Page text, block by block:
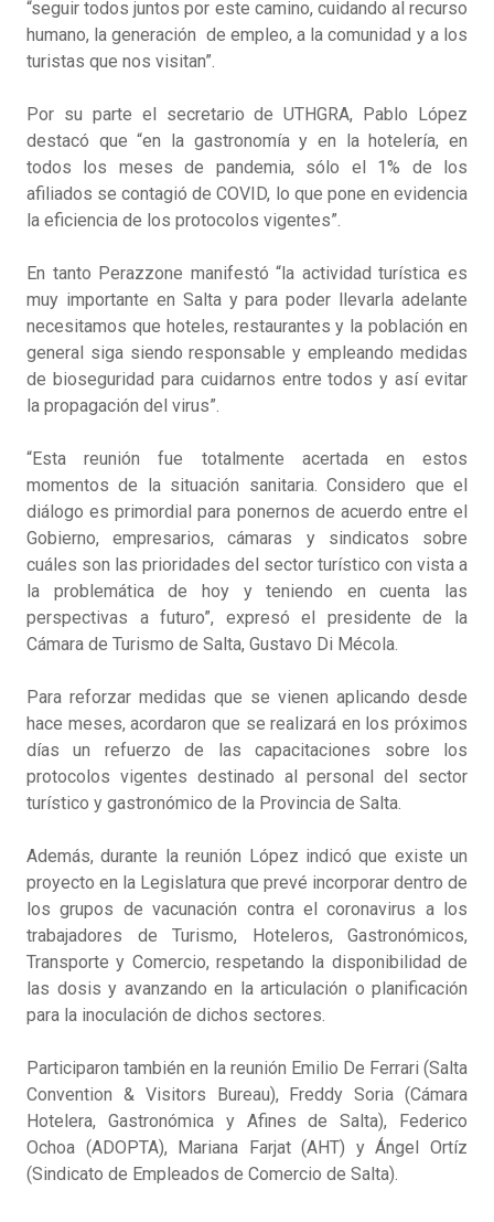
“seguir todos juntos por este camino, cuidando al recurso
humano, la generación de empleo, a la comunidad y a los
turistas que nos visitan”.
Por su parte el secretario de UTHGRA, Pablo López
destacó que “en la gastronomía y en la hotelería, en
todos los meses de pandemia, sólo el 1% de los
afiliados se contagió de COVID, lo que pone en evidencia
la eficiencia de los protocolos vigentes”.
En tanto Perazzone manifestó “la actividad turística es
muy importante en Salta y para poder llevarla adelante
necesitamos que hoteles, restaurantes y la población en
general siga siendo responsable y empleando medidas
de bioseguridad para cuidarnos entre todos y así evitar
la propagación del virus”.
“Esta reunión fue totalmente acertada en estos
momentos de la situación sanitaria. Considero que el
diálogo es primordial para ponernos de acuerdo entre el
Gobierno, empresarios, cámaras y sindicatos sobre
cuáles son las prioridades del sector turístico con vista a
la problemática de hoy y teniendo en cuenta las
perspectivas a futuro”, expresó el presidente de la
Cámara de Turismo de Salta, Gustavo Di Mécola.
Para reforzar medidas que se vienen aplicando desde
hace meses, acordaron que se realizará en los próximos
días un refuerzo de las capacitaciones sobre los
protocolos vigentes destinado al personal del sector
turístico y gastronómico de la Provincia de Salta.
Además, durante la reunión López indicó que existe un
proyecto en la Legislatura que prevé incorporar dentro de
los grupos de vacunación contra el coronavirus a los
trabajadores de Turismo, Hoteleros, Gastronómicos,
Transporte y Comercio, respetando la disponibilidad de
las dosis y avanzando en la articulación o planificación
para la inoculación de dichos sectores.
Participaron también en la reunión Emilio De Ferrari (Salta
Convention & Visitors Bureau), Freddy Soria (Cámara
Hotelera, Gastronómica y Afines de Salta), Federico
Ochoa (ADOPTA), Mariana Farjat (AHT) y Ángel Ortíz
(Sindicato de Empleados de Comercio de Salta).